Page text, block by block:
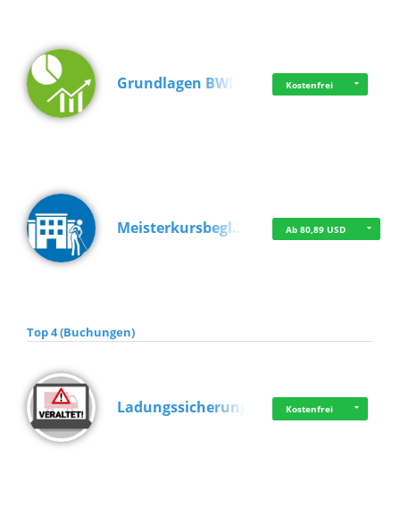
Grundlagen BWL Kostenfrei
Meisterkursbegl… Ab 80,89 USD
Top 4 (Buchungen)
Ladungssicherung Kostenfrei